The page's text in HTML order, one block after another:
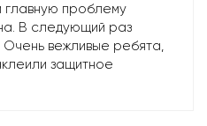
главную проблему
В следующий раз
вежливые ребята,
защитное